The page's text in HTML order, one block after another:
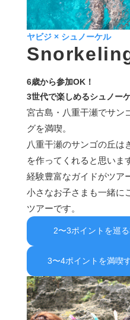
ヤビジ × シュノーケル
6歳から参加OK！
3世代で楽しめるシュノー
宮古島・八重干瀬でサン
グを満喫。
八重干瀬のサンゴの丘は
を作ってくれると思いま
経験豊富なガイドがツア
小さなお子さまも一緒に
ツアーです。
2〜3ポイントを巡
3〜4ポイントを満喫